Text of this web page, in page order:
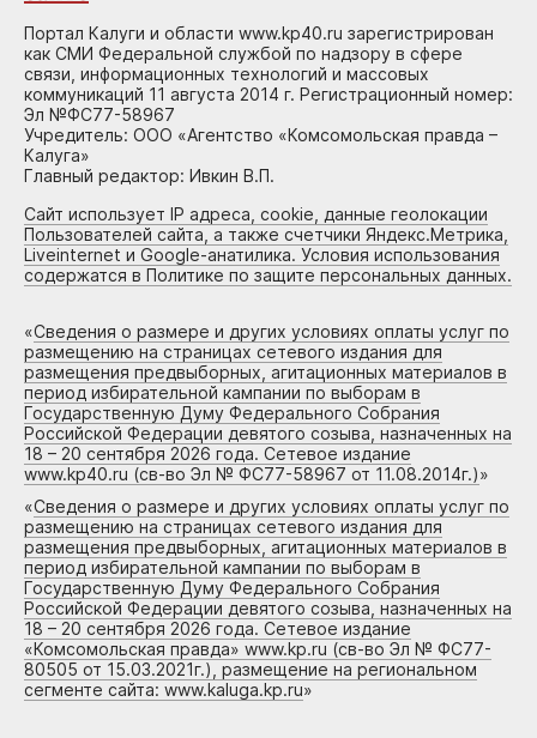
Портал Калуги и области www.kp40.ru зарегистрирован
как СМИ Федеральной службой по надзору в сфере
связи, информационных технологий и массовых
коммуникаций 11 августа 2014 г. Регистрационный номер:
Эл №ФС77-58967
Учредитель: ООО «Агентство «Комсомольская правда –
Калуга»
Главный редактор: Ивкин В.П.
Сайт использует IP адреса, cookie, данные геолокации
Пользователей сайта, а также счетчики Яндекс.Метрика,
Liveinternet и Google-анатилика. Условия использования
содержатся в Политике по защите персональных данных.
«Сведения о размере и других условиях оплаты услуг по
размещению на страницах сетевого издания для
размещения предвыборных, агитационных материалов в
период избирательной кампании по выборам в
Государственную Думу Федерального Собрания
Российской Федерации девятого созыва, назначенных на
18 – 20 сентября 2026 года. Сетевое издание
www.kp40.ru (св-во Эл № ФС77-58967 от 11.08.2014г.)»
«Сведения о размере и других условиях оплаты услуг по
размещению на страницах сетевого издания для
размещения предвыборных, агитационных материалов в
период избирательной кампании по выборам в
Государственную Думу Федерального Собрания
Российской Федерации девятого созыва, назначенных на
18 – 20 сентября 2026 года. Сетевое издание
«Комсомольская правда» www.kp.ru (св-во Эл № ФС77-
80505 от 15.03.2021г.), размещение на региональном
сегменте сайта: www.kaluga.kp.ru»